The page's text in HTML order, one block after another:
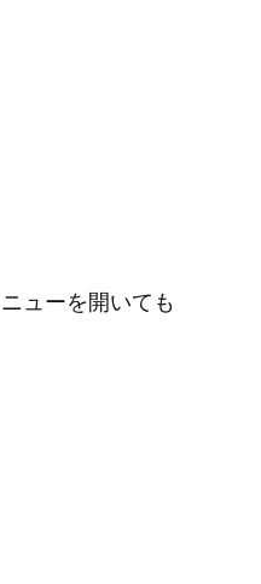
ューを開いても